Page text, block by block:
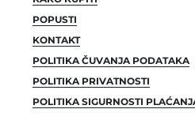
POPUSTI
KONTAKT
POLITIKA ČUVANJA PODATAKA
POLITIKA PRIVATNOSTI
POLITIKA SIGURNOSTI